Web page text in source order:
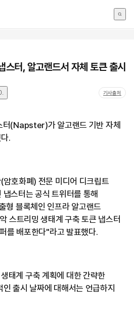
스터, 알고랜드서 자체 토큰 출시
기사출처
터(Napster)가 알고랜드 기반 자체
.
호화폐) 전문 미디어 디크립트
스터는 공식 트위터를 통해
형 블록체인 인프라 알고랜드
스트리밍 생태계 구축 토큰 냅스터
를 배포한다"라고 발표했다.
태계 구축 계획에 대한 간략한
출시 날짜에 대해서는 언급하지